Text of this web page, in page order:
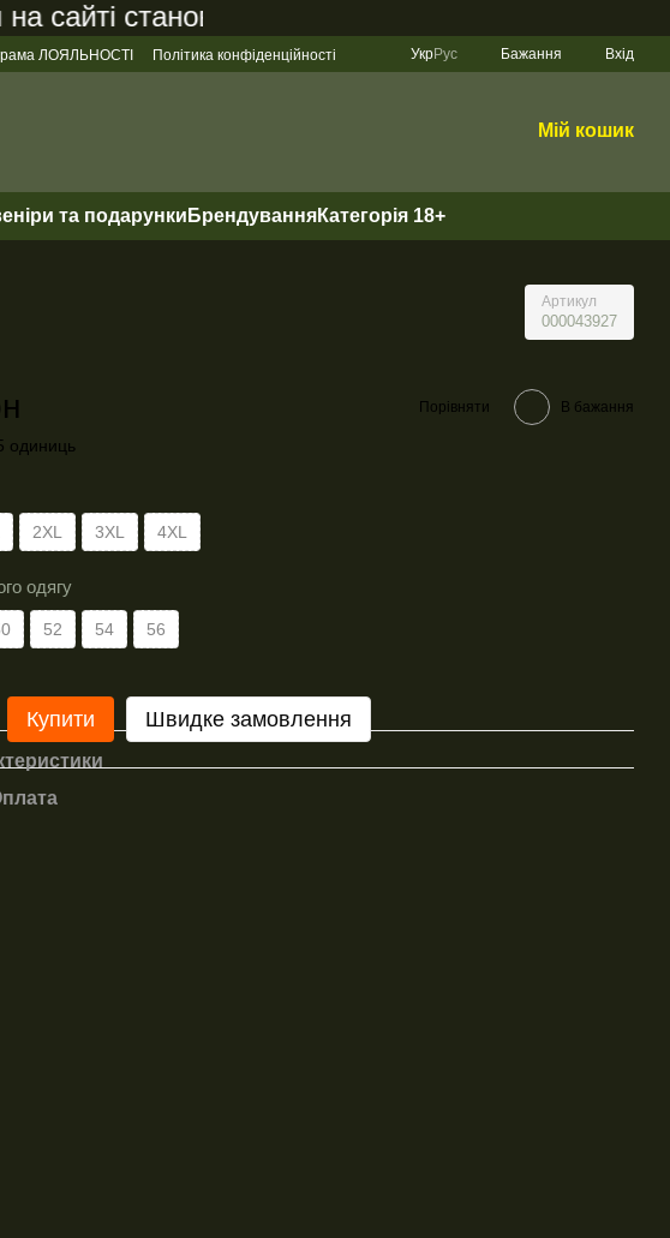
становить 200 грн
ЛОЯЛЬНОСТІ
Політика конфіденційності
УкрРус Бажання Вхід
Мій кошик
та подарунки БрендуванняКатегорія 18+
Артикул
000043927
Порівняти В бажання
одиниць
2XL 3XL 4XL
одягу
52 54 56
Купити Швидке замовлення